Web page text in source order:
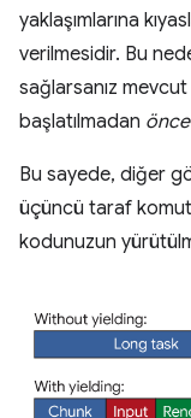
yaklaşımlarına
verilmesidir. Bu
sağlarsanız
başlatılmadan önce
Bu sayede, diğer
üçüncü taraf
kodunuzun